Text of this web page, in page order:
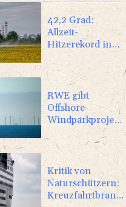
42,2 Grad:
Allzeit-
Hitzerekord in
der Slowakei
nach nur einem
Tag gebrochen
RWE gibt
Offshore-
Windparkprojekte
in den USA auf
Kritik von
Naturschützern:
Kreuzfahrtbranche